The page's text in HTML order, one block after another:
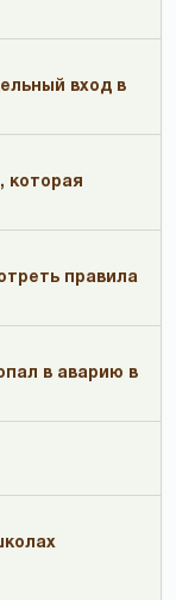
вход в
которая
правила
в аварию в